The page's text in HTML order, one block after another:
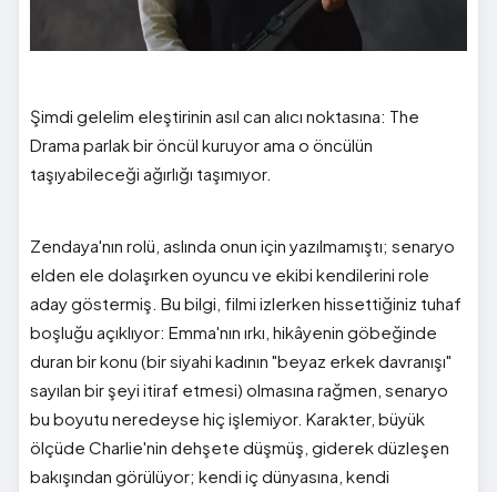
Şimdi gelelim eleştirinin asıl can alıcı noktasına: The
Drama parlak bir öncül kuruyor ama o öncülün
taşıyabileceği ağırlığı taşımıyor.
Zendaya'nın rolü, aslında onun için yazılmamıştı; senaryo
elden ele dolaşırken oyuncu ve ekibi kendilerini role
aday göstermiş. Bu bilgi, filmi izlerken hissettiğiniz tuhaf
boşluğu açıklıyor: Emma'nın ırkı, hikâyenin göbeğinde
duran bir konu (bir siyahi kadının "beyaz erkek davranışı"
sayılan bir şeyi itiraf etmesi) olmasına rağmen, senaryo
bu boyutu neredeyse hiç işlemiyor. Karakter, büyük
ölçüde Charlie'nin dehşete düşmüş, giderek düzleşen
bakışından görülüyor; kendi iç dünyasına, kendi